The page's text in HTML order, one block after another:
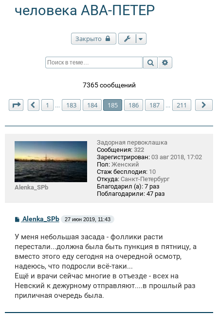
человека АВА-ПЕТЕР
Закрыто
Поиск
7365 сообщений
Страница 185 из211
Пред.
1 … 183 184 185 186 187 … 211
Alenka_SPb
Задорная первоклашка
Сообщения: 322
Зарегистрирован: 03 авг 2018, 17:02
Пол: Женский
Стаж бесплодия: 10
Откуда: Санкт-Петербург
Благодарил (а): 7 раз
Поблагодарили: 47 раз
С
б
щ
н
и
Alenka_SPb 27 июн 2019, 11:43
У меня небольшая засада - фоллики расти
перестали...должна была быть пункция в пятницу, а
вместо этого еду сегодня на очередной осмотр,
надеюсь, что подросли всё-таки...
Ещё и врачи сейчас многие в отъезде - всех на
Невский к дежурному отправляют....в прошлый раз
приличная очередь была.